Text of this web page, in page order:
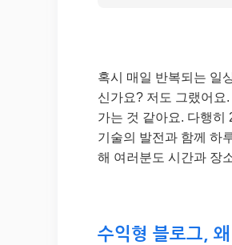
혹시 매일 반복되는 일
신가요? 저도 그랬어요
가는 것 같아요. 다행히
기술의 발전과 함께 하
해 여러분도 시간과 장
수익형 블로그,